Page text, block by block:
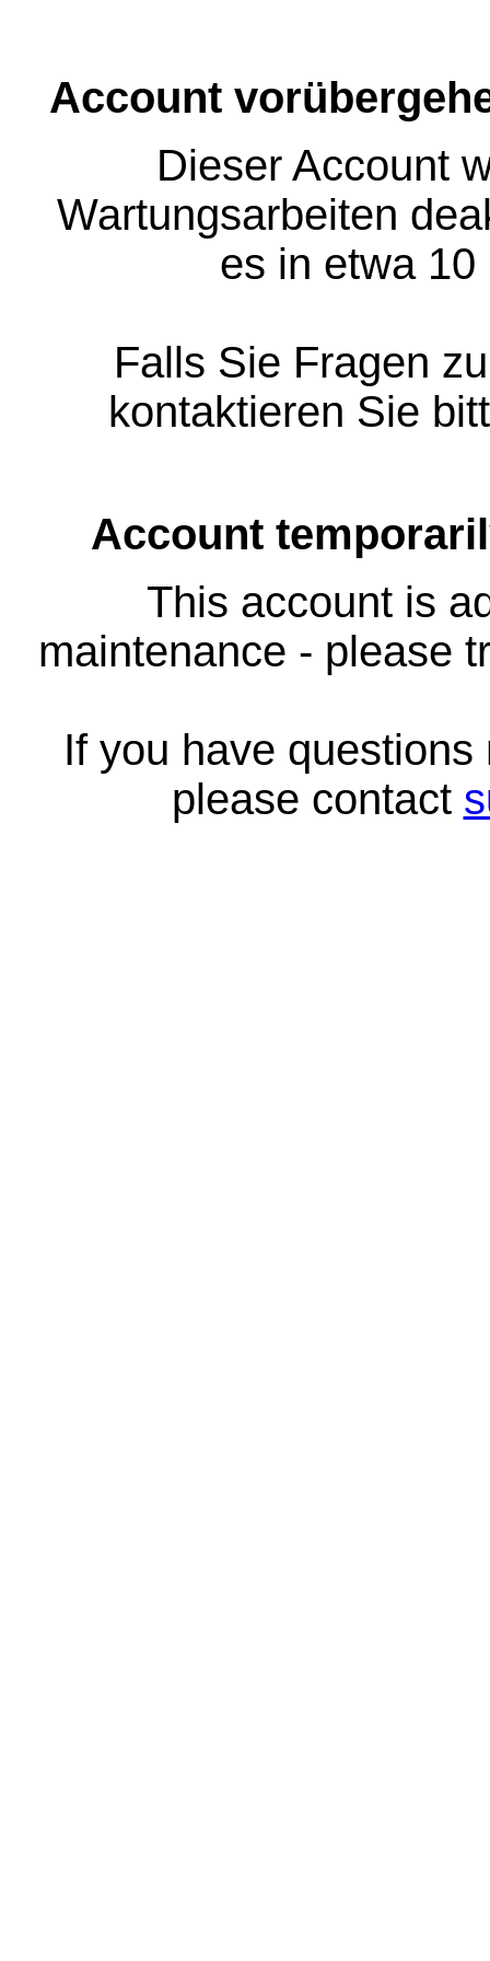
Account
Dieser Account
Wartungsarbeiten
es in etwa
Falls Sie Fragen
kontaktieren Sie
Account
This account is
maintenance - please
If you have
please contact